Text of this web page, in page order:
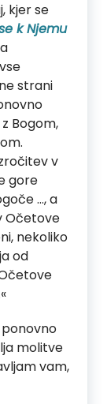
kjer se
k Njemu
strani
Bogom,
v
gore
…, a
Očetove
nekoliko
od
molitve
vam,